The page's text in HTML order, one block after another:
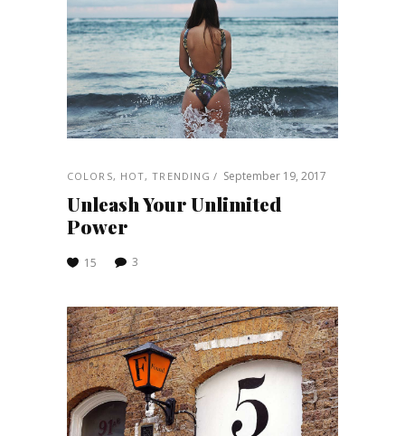
COLORS, HOT,TRENDING September 19, 2017
Unleash Your Unlimited
Power
15 3